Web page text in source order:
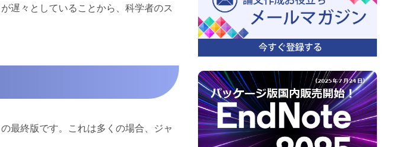
遅々としていることから、科学者のス
最終版です。これは多くの場合、ジャ